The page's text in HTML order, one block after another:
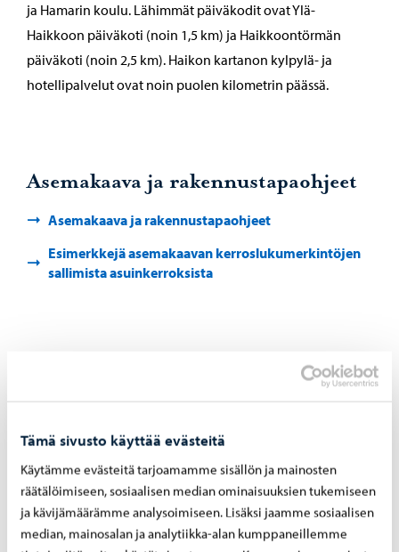
Tämä sivusto käyttää evästeitä
Käytämme evästeitä tarjoamamme sisällön ja mainosten
räätälöimiseen, sosiaalisen median ominaisuuksien tukemiseen
ja kävijämäärämme analysoimiseen. Lisäksi jaamme sosiaalisen
median, mainosalan ja analytiikka-alan kumppaneillemme
ja Hamarin koulu. Lähimmät päiväkodit ovat Ylä-
Haikkoon päiväkoti (noin 1,5 km) ja Haikkoontörmän
päiväkoti (noin 2,5 km). Haikon kartanon kylpylä- ja
hotellipalvelut ovat noin puolen kilometrin päässä.
Asemakaava ja rakennustapaohjeet
Asemakaava ja rakennustapaohjeet
Esimerkkejä asemakaavan kerroslukumerkintöjen
sallimista asuinkerroksista
Osalla alueen tonteista on savea. Talon perustaminen
saattaa edellyttää paaluttamista. Savipohjaisten tonttien
tontin hakemista.
Hyvä tietää ennen tontin hakemista, maaperä